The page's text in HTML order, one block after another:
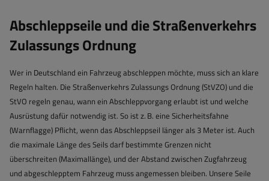
Abschleppseile und die Straßenverkehrs
Zulassungs Ordnung
Wer in Deutschland ein Fahrzeug abschleppen möchte, muss sich an klare
Regeln halten. Die Straßenverkehrs Zulassungs Ordnung (StVZO) und die
StVO regeln genau, wann ein Abschleppvorgang erlaubt ist und welche
Ausrüstung dafür notwendig ist. So ist z. B. eine Sicherheitsfahne
(Warnflagge) Pflicht, wenn das Abschleppseil länger als 3 Meter ist. Auch
die maximale Länge des Seils darf bestimmte Grenzen nicht
überschreiten (Maximallänge), und der Abstand zwischen Zugfahrzeug
und abgeschlepptem Fahrzeug muss angemessen bleiben. Unsere Seile